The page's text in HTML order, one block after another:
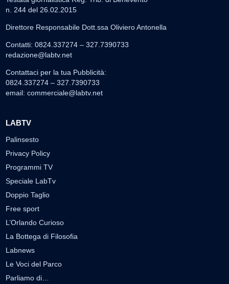
n. 244 del 26.02.2015
Direttore Responsabile Dott.ssa Oliviero Antonella
Contatti: 0824.337274 – 327.7390733
redazione@labtv.net
Contattaci per la tua Pubblicità:
0824.337274 – 327.7390733
email: commerciale@labtv.net
LABTV
Palinsesto
Privacy Policy
Programmi TV
Speciale LabTv
Doppio Taglio
Free sport
L’Orlando Curioso
La Bottega di Filosofia
Labnews
Le Voci del Parco
Parliamo di…